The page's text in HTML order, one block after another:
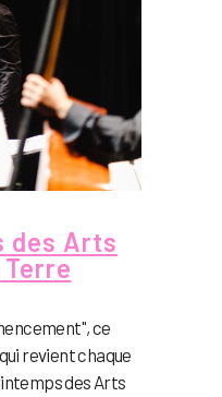
des Arts
ce
revient chaque
des Arts